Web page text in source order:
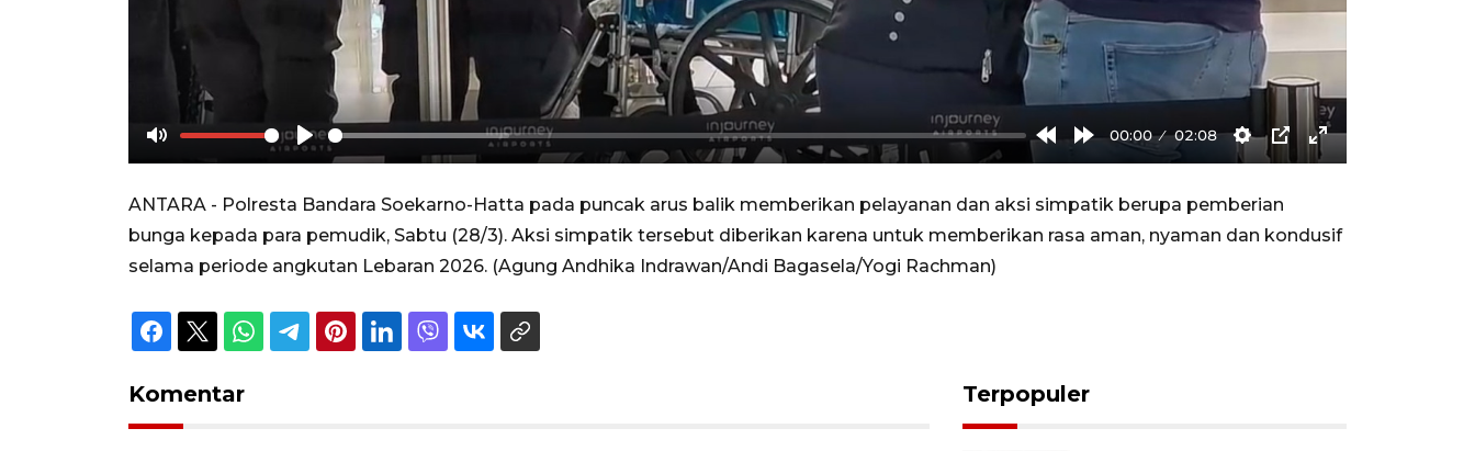
Mute Play
RewindForward
00:00 02:08
Settings
PIP Enter
ANTARA - Polresta Bandara Soekarno-Hatta pada puncak arus balik memberikan pelayanan dan aksi simpatik berupa pemberian
bunga kepada para pemudik, Sabtu (28/3). Aksi simpatik tersebut diberikan karena untuk memberikan rasa aman, nyaman dan kondusif
selama periode angkutan Lebaran 2026. (Agung Andhika Indrawan/Andi Bagasela/Yogi Rachman)
Komentar Terpopuler